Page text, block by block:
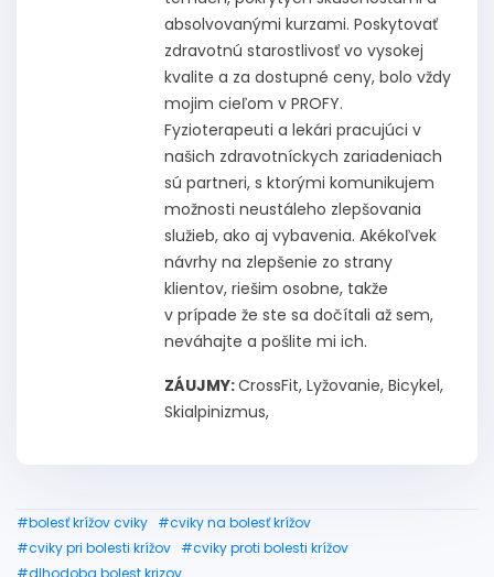
absolvovanými kurzami. Poskytovať
zdravotnú starostlivosť vo vysokej
kvalite a za dostupné ceny, bolo vždy
mojim cieľom v PROFY.
Fyzioterapeuti a lekári pracujúci v
našich zdravotníckych zariadeniach
sú partneri, s ktorými komunikujem
možnosti neustáleho zlepšovania
služieb, ako aj vybavenia. Akékoľvek
návrhy na zlepšenie zo strany
klientov, riešim osobne, takže
v prípade že ste sa dočítali až sem,
neváhajte a pošlite mi ich.
ZÁUJMY:CrossFit, Lyžovanie, Bicykel,
Skialpinizmus,
#bolesť krížov cviky #cviky na bolesť krížov
#cviky pri bolesti krížov #cviky proti bolesti krížov
#dlhodoba bolest krizov